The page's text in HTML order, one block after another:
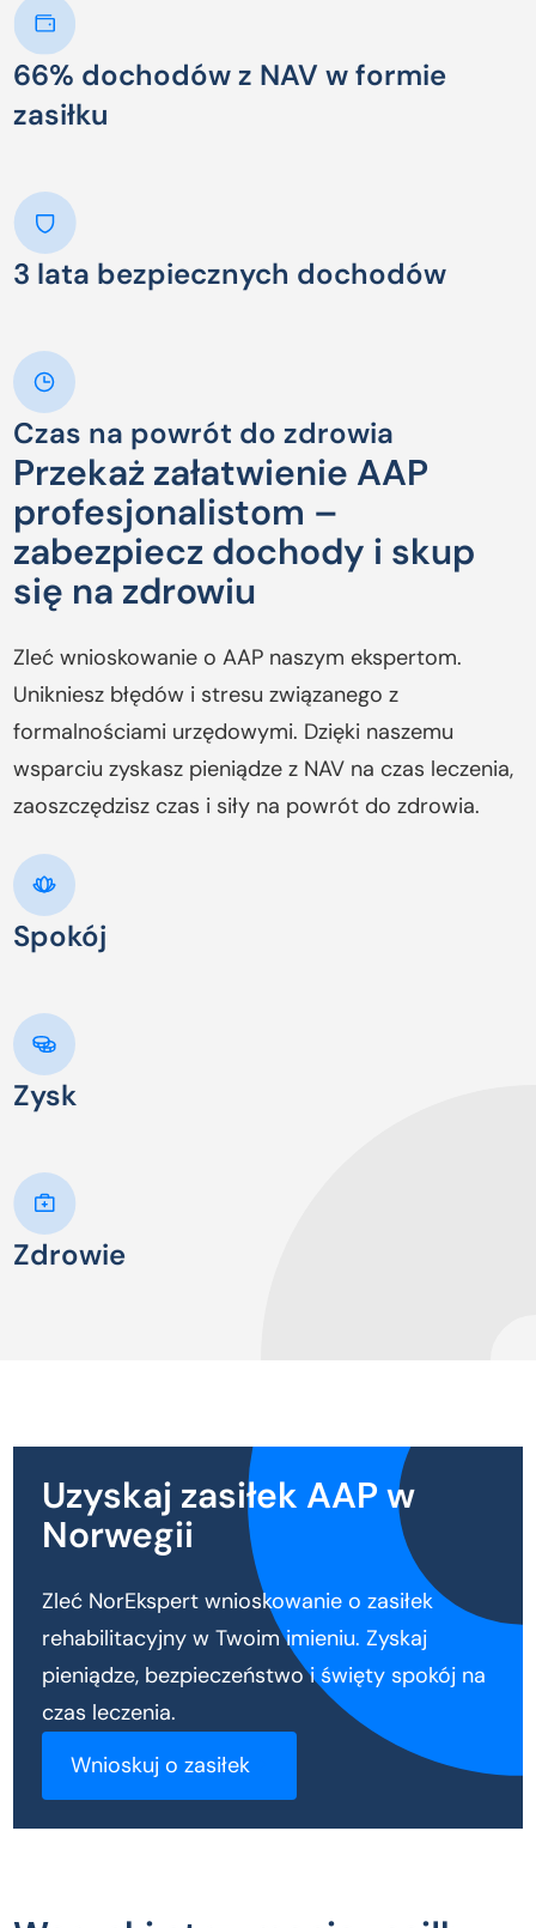
66% dochodów z NAV w formie
zasiłku
3 lata bezpiecznych dochodów
Czas na powrót do zdrowia
Przekaż załatwienie AAP
profesjonalistom –
zabezpiecz dochody i skup
się na zdrowiu
Zleć wnioskowanie o AAP naszym ekspertom.
Unikniesz błędów i stresu związanego z
formalnościami urzędowymi. Dzięki naszemu
wsparciu zyskasz pieniądze z NAV na czas leczenia,
zaoszczędzisz czas i siły na powrót do zdrowia.
Spokój
Zysk
Zdrowie
Uzyskaj zasiłek AAP w
Norwegii
Zleć NorEkspert wnioskowanie o zasiłek
rehabilitacyjny w Twoim imieniu. Zyskaj
pieniądze, bezpieczeństwo i święty spokój na
czas leczenia.
Wnioskuj o zasiłek